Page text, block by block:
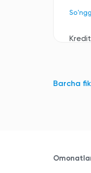
Barcha